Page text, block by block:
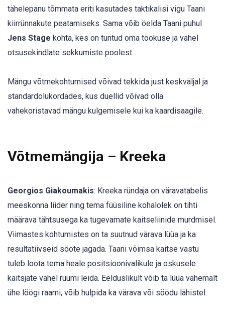
tähelepanu tõmmata eriti kasutades taktikalisi vigu Taani
kiirrünnakute peatamiseks. Sama võib öelda Taani puhul
Jens Stage kohta, kes on tuntud oma töökuse ja vahel
otsusekindlate sekkumiste poolest.
Mängu võtmekohtumised võivad tekkida just keskväljal ja
standardolukordades, kus duellid võivad olla
vahekoristavad mängu kulgemisele kui ka kaardisaagile.
Võtmemängija – Kreeka
Georgios Giakoumakis: Kreeka ründaja on väravatabelis
meeskonna liider ning tema füüsiline kohalolek on tihti
määrava tähtsusega ka tugevamate kaitseliinide murdmisel.
Viimastes kohtumistes on ta suutnud värava lüüa ja ka
resultatiivseid sööte jagada. Taani võimsa kaitse vastu
tuleb loota tema heale positsioonivalikule ja oskusele
kaitsjate vahel ruumi leida. Eelduslikult võib ta lüüa vähemalt
ühe löögi raami, võib hulpida ka värava või söödu lähistel.